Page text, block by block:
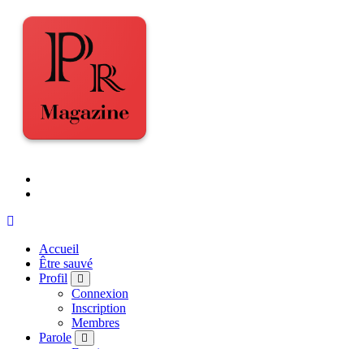
Accueil
Être sauvé
Profil
Connexion
Inscription
Membres
Parole